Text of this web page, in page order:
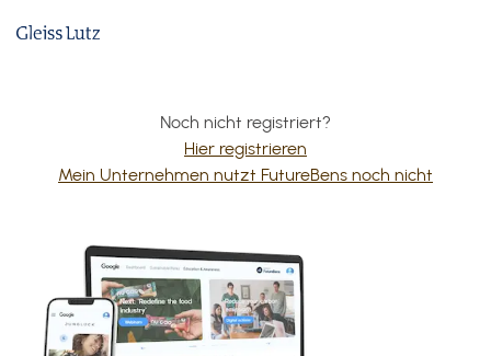
Noch nicht registriert?
Hier registrieren
Mein Unternehmen nutzt FutureBens noch nicht